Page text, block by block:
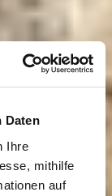
Daten
Ihre
mithilfe
auf